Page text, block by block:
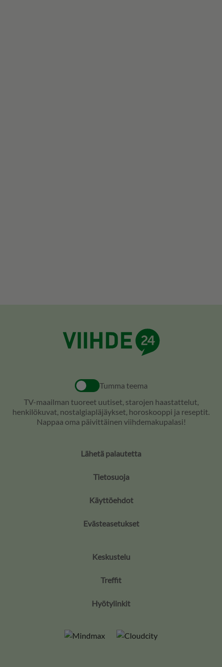
Tumma teema
TV-maailman tuoreet uutiset, starojen haastattelut,
henkilökuvat, nostalgiapläjäykset, horoskooppi ja reseptit.
Nappaa oma päivittäinen viihdemakupalasi!
Lähetä palautetta
Tietosuoja
Käyttöehdot
Evästeasetukset
Keskustelu
Treffit
Hyötylinkit